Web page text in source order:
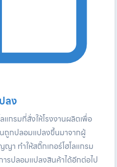
ลง
แกรมที่สั่งให้โรงงานผลิตเพื่อ
กปลอมแปลงขึ้นมาจากผู้
า ทำให้สติ๊กเกอร์โฮโลแกรม
รปลอมแปลงสินค้าได้อีกต่อไป